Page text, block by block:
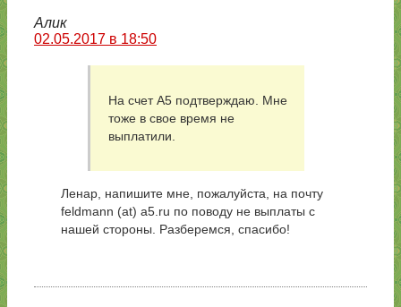
Алик
02.05.2017 в 18:50
На счет А5 подтверждаю. Мне
тоже в свое время не
выплатили.
Ленар, напишите мне, пожалуйста, на почту
feldmann (at) a5.ru по поводу не выплаты с
нашей стороны. Разберемся, спасибо!